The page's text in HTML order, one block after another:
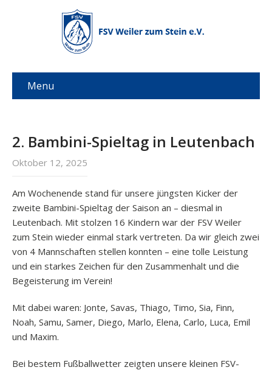
Menu
2. Bambini-Spieltag in Leutenbach
Oktober 12, 2025
Am Wochenende stand für unsere jüngsten Kicker der
zweite Bambini-Spieltag der Saison an – diesmal in
Leutenbach. Mit stolzen 16 Kindern war der FSV Weiler
zum Stein wieder einmal stark vertreten. Da wir gleich zwei
von 4 Mannschaften stellen konnten – eine tolle Leistung
und ein starkes Zeichen für den Zusammenhalt und die
Begeisterung im Verein!
Mit dabei waren: Jonte, Savas, Thiago, Timo, Sia, Finn,
Noah, Samu, Samer, Diego, Marlo, Elena, Carlo, Luca, Emil
und Maxim.
Bei bestem Fußballwetter zeigten unsere kleinen FSV-